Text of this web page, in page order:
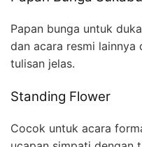
Papan bunga untuk
dan acara resmi lainnya
tulisan jelas.
Standing Flower
Cocok untuk acara